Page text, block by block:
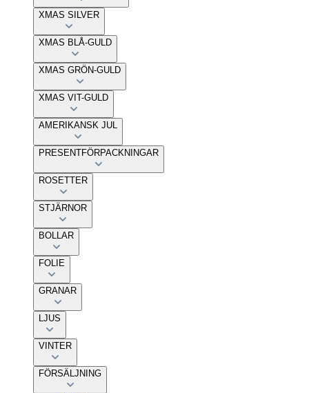
XMAS SILVER
XMAS BLÅ-GULD
XMAS GRÖN-GULD
XMAS VIT-GULD
AMERIKANSK JUL
PRESENTFÖRPACKNINGAR
ROSETTER
STJÄRNOR
BOLLAR
FOLIE
GRANAR
LJUS
VINTER
FÖRSÄLJNING